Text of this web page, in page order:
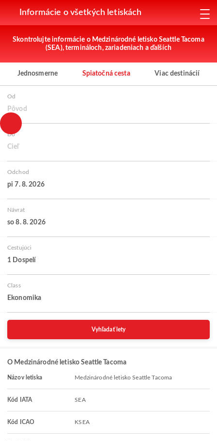
Informácie o všetkých letiskách
Skontrolujte informácie o Medzinárodné letisko Seattle Tacoma
(SEA), termináloch, zariadeniach a ďalších
Jednosmerne Spiatočná cesta Viac destinácií
Od
Pôvod
Do
Cieľ
Odchod
pi 7. 8. 2026
Návrat
so 8. 8. 2026
Cestujúci
1 Dospelí
Class
Ekonomika
Vyhľadať lety
O Medzinárodné letisko Seattle Tacoma
Názov letiska Medzinárodné letisko Seattle Tacoma
Kód IATA SEA
Kód ICAO KSEA